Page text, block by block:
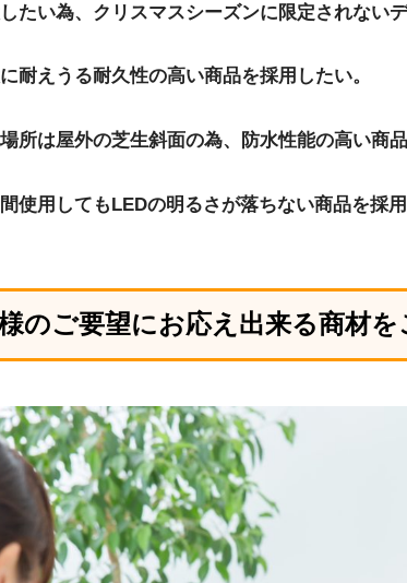
したい為、クリスマスシーズンに限定されない
に耐えうる耐久性の高い商品を採用したい。
場所は屋外の芝生斜面の為、防水性能の高い商
間使用してもLEDの明るさが落ちない商品を採用
のご要望にお応え出来る商材を